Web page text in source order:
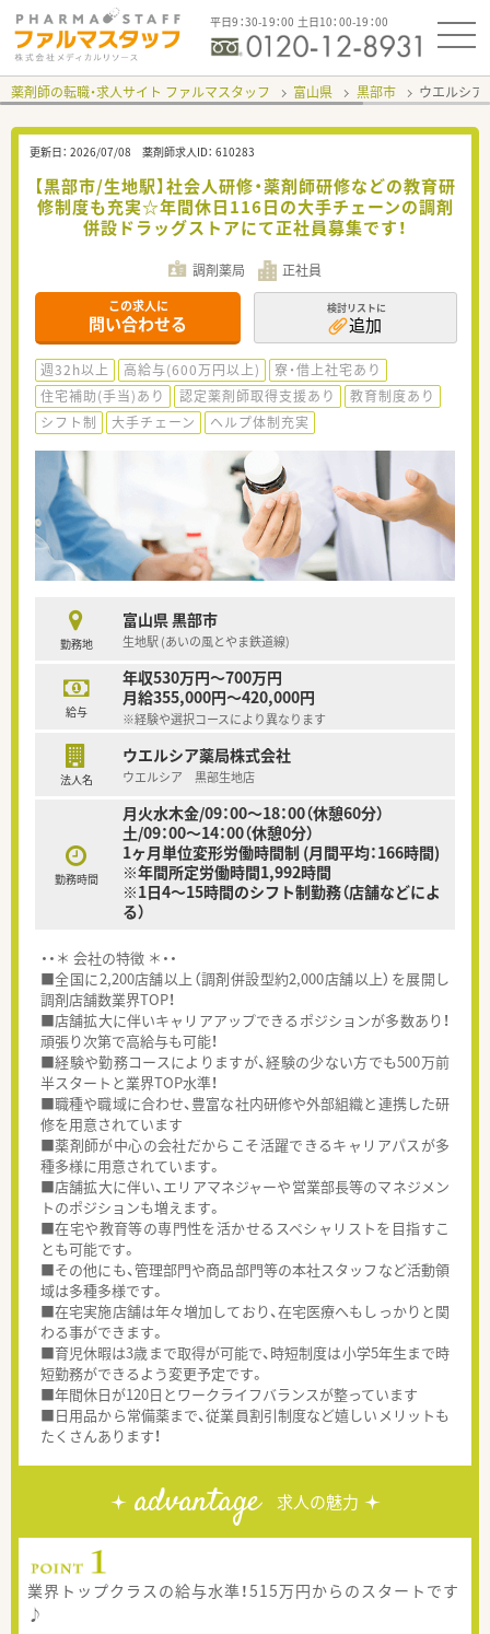
平日9：30-19：00 土日10：00-19：00
薬剤師の転職・求人サイト ファルマスタッフ 富山県 黒部市 ウエルシ
更新日： 2026/07/08 薬剤師求人ID： 610283
【黒部市/生地駅】社会人研修・薬剤師研修などの教育研
修制度も充実☆年間休日116日の大手チェーンの調剤
併設ドラッグストアにて正社員募集です！
調剤薬局 正社員
この求人に
問い合わせる
検討リストに
追加
週32h以上 高給与(600万円以上)
寮・借上社宅あり
住宅補助(手当)あり
認定薬剤師取得支援あり
教育制度あり
シフト制
大手チェーン ヘルプ体制充実
勤務地
富山県 黒部市
生地駅 (あいの風とやま鉄道線)
給与
年収530万円～700万円
月給355,000円～420,000円
※経験や選択コースにより異なります
法人名
ウエルシア薬局株式会社
ウエルシア 黒部生地店
勤務時間
月火水木金/09：00～18：00（休憩60分）
土/09：00～14：00（休憩0分）
1ヶ月単位変形労働時間制 (月間平均：166時間)
※年間所定労働時間1,992時間
※1日4～15時間のシフト制勤務（店舗などによ
る）
・・＊ 会社の特徴 ＊・・
■全国に2,200店舗以上（調剤併設型約2,000店舗以上）を展開し
調剤店舗数業界TOP！
■店舗拡大に伴いキャリアアップできるポジションが多数あり！
頑張り次第で高給与も可能！
■経験や勤務コースによりますが、経験の少ない方でも500万前
半スタートと業界TOP水準！
■職種や職域に合わせ、豊富な社内研修や外部組織と連携した研
修を用意されています
■薬剤師が中心の会社だからこそ活躍できるキャリアパスが多
種多様に用意されています。
■店舗拡大に伴い、エリアマネジャーや営業部長等のマネジメン
トのポジションも増えます。
■在宅や教育等の専門性を活かせるスペシャリストを目指すこ
とも可能です。
■その他にも、管理部門や商品部門等の本社スタッフなど活動領
域は多種多様です。
■在宅実施店舗は年々増加しており、在宅医療へもしっかりと関
わる事ができます。
■育児休暇は3歳まで取得が可能で、時短制度は小学5年生まで時
短勤務ができるよう変更予定です。
■年間休日が120日とワークライフバランスが整っています
■日用品から常備薬まで、従業員割引制度など嬉しいメリットも
たくさんあります！
advantage 求人の魅力
業界トップクラスの給与水準！515万円からのスタートです
♪